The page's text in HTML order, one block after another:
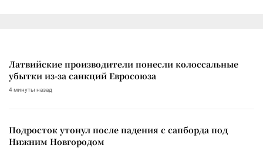
Латвийские производители понесли колоссальные
убытки из-за санкций Евросоюза
4 минуты назад
Подросток утонул после падения с сапборда под
Нижним Новгородом